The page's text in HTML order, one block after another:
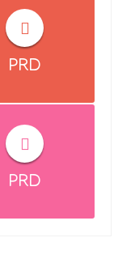
PRD
PRD